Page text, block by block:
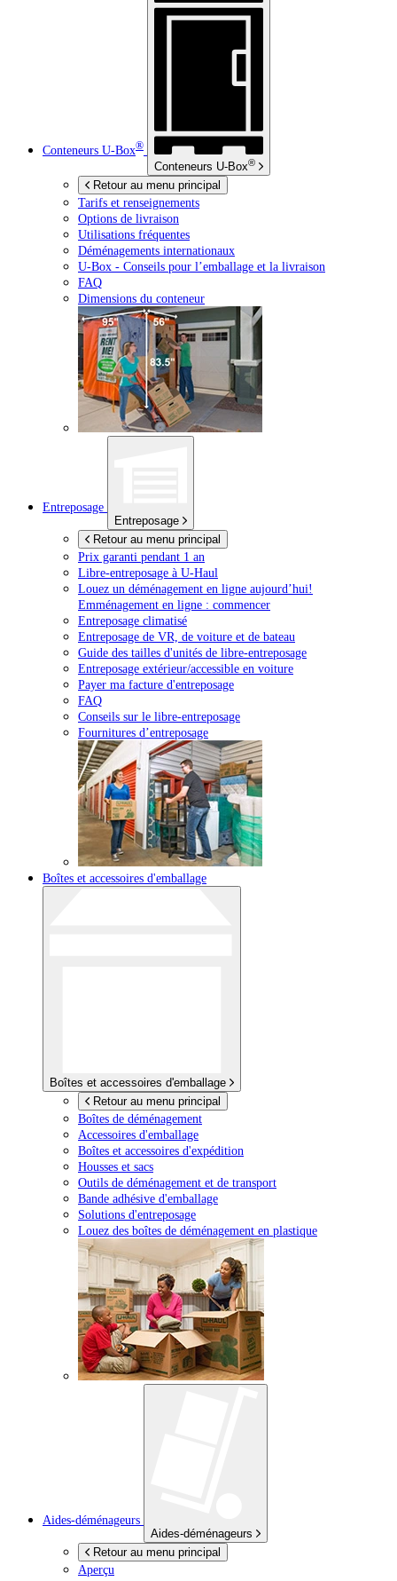
Conteneurs U-Box®
Conteneurs U-Box®
Retour au menu principal
Tarifs et renseignements
Options de livraison
Utilisations fréquentes
Déménagements internationaux
U-Box - Conseils pour l’emballage et la livraison
FAQ
Dimensions du conteneur
Entreposage
Entreposage
Retour au menu principal
Prix garanti pendant 1 an
Libre-entreposage à U-Haul
Louez un déménagement en ligne aujourd’hui!
Emménagement en ligne : commencer
Entreposage climatisé
Entreposage de VR, de voiture et de bateau
Guide des tailles d'unités de libre-entreposage
Entreposage extérieur/accessible en voiture
Payer ma facture d'entreposage
FAQ
Conseils sur le libre-entreposage
Fournitures d’entreposage
Boîtes et accessoires d'emballage
Boîtes et accessoires d'emballage
Retour au menu principal
Boîtes de déménagement
Accessoires d'emballage
Boîtes et accessoires d'expédition
Housses et sacs
Outils de déménagement et de transport
Bande adhésive d'emballage
Solutions d'entreposage
Louez des boîtes de déménagement en plastique
Aides-déménageurs
Aides-déménageurs
Retour au menu principal
Aperçu